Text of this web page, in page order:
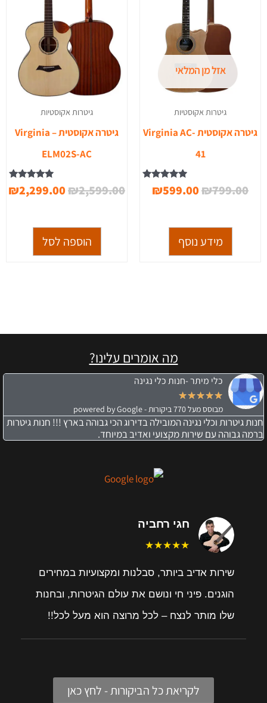
אזל מן המלאי
גיטרות אקוסטיות
גיטרה אקוסטית -Virginia AC
41
דורג
5.00
₪799.00
₪599.00
מידע נוסף
גיטרות אקוסטיות
גיטרה אקוסטית – Virginia
ELM02S-AC
דורג
5.00
₪2,599.00
₪2,299.00
הוספה לסל
מה אומרים עלינו?
כלי מיתר -חנות כלי נגינה
★
★
★
★
★
מבוסס מעל 770 ביקורות - powered by Google
חנות גיטרות וכלי נגינה המובילה בדירוג הכי גבוהה בארץ !!! חנות גיטרות
ברמה גבוהה עם שירות מקצועי ואדיב במיוחד.
חגי רחביה
★★★★★
שירות אדיב ביותר, סבלנות ומקצועיות במחירים
הוגנים. פיני חי ונושם את עולם הגיטרות, ובחנות
שלו מותר לנצח – לכל מרוצה הוא מעל לכל!!
לקריאת כל הביקורות - לחץ כאן